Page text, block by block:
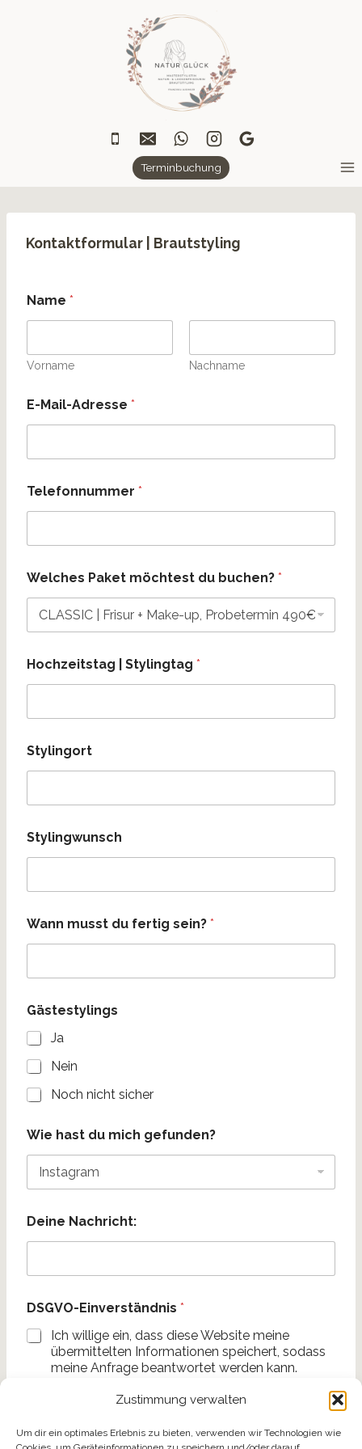
Zustimmung verwalten
Um dir ein optimales Erlebnis zu bieten, verwenden wir Technologien wie
Terminbuchung
Kontaktformular | Brautstyling
Name *
Vorname Nachname
E-Mail-Adresse *
Telefonnummer *
Welches Paket möchtest du buchen? *
Hochzeitstag | Stylingtag *
Stylingort
Stylingwunsch
Wann musst du fertig sein? *
Gästestylings
Ja
Nein
Noch nicht sicher
Wie hast du mich gefunden?
Deine Nachricht:
DSGVO-Einverständnis *
Ich willige ein, dass diese Website meine
übermittelten Informationen speichert, sodass
meine Anfrage beantwortet werden kann.